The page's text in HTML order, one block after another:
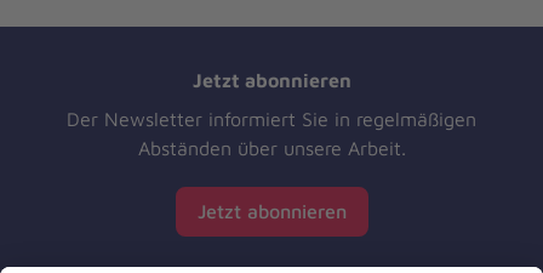
Jetzt abonnieren
Der Newsletter informiert Sie in regelmäßigen
Abständen über unsere Arbeit.
Jetzt abonnieren